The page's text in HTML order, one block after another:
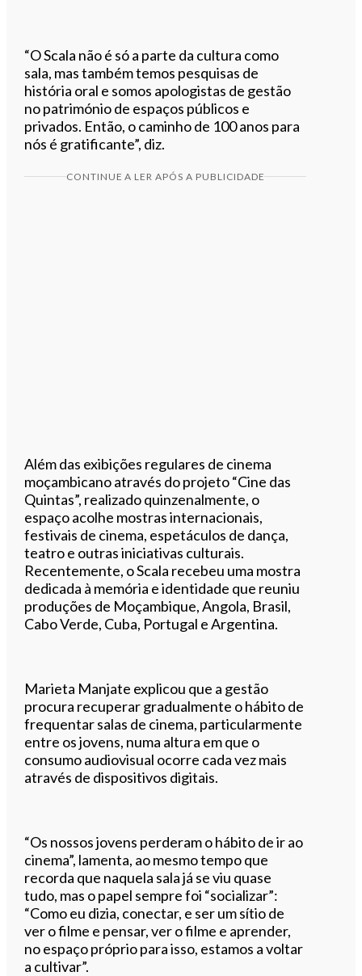
“O Scala não é só a parte da cultura como
sala, mas também temos pesquisas de
história oral e somos apologistas de gestão
no património de espaços públicos e
privados. Então, o caminho de 100 anos para
nós é gratificante”, diz.
CONTINUE A LER APÓS A PUBLICIDADE
Além das exibições regulares de cinema
moçambicano através do projeto “Cine das
Quintas”, realizado quinzenalmente, o
espaço acolhe mostras internacionais,
festivais de cinema, espetáculos de dança,
teatro e outras iniciativas culturais.
Recentemente, o Scala recebeu uma mostra
dedicada à memória e identidade que reuniu
produções de Moçambique, Angola, Brasil,
Cabo Verde, Cuba, Portugal e Argentina.
Marieta Manjate explicou que a gestão
procura recuperar gradualmente o hábito de
frequentar salas de cinema, particularmente
entre os jovens, numa altura em que o
consumo audiovisual ocorre cada vez mais
através de dispositivos digitais.
“Os nossos jovens perderam o hábito de ir ao
cinema”, lamenta, ao mesmo tempo que
recorda que naquela sala já se viu quase
tudo, mas o papel sempre foi “socializar”:
“Como eu dizia, conectar, e ser um sítio de
ver o filme e pensar, ver o filme e aprender,
no espaço próprio para isso, estamos a voltar
a cultivar”.